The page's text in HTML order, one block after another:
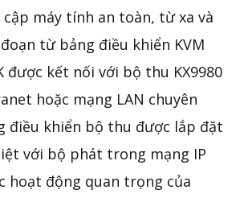
máy tính an toàn, từ xa và
từ bảng điều khiển KVM
được kết nối với bộ thu KX9980
hoặc mạng LAN chuyên
điều khiển bộ thu được lắp đặt
với bộ phát trong mạng IP
hoạt động quan trọng của